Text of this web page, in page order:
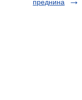
преднина